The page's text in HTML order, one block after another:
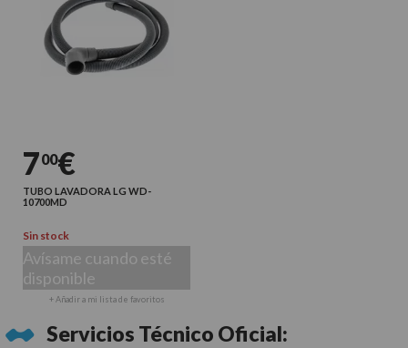
700€
TUBO LAVADORA LG WD-
10700MD
Sin stock
Avísame cuando esté
disponible
+ Añadir a mi lista de favoritos
Servicios Técnico Oficial: